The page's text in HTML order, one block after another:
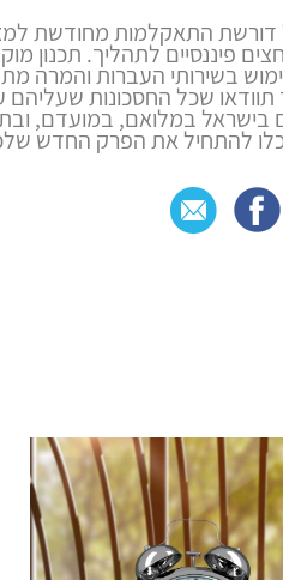
התאקלמות מחודשת
פיננסיים לתהליך. תכנון
בשירותי העברות והמרה
תוודאו שכל החסכונות
בישראל במלואם, במועדם,
להתחיל את הפרק החדש